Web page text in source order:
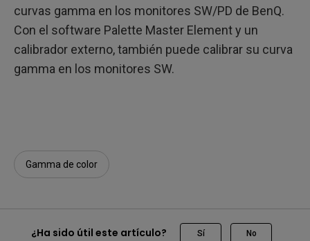
curvas gamma en los monitores SW/PD de BenQ.
Con el software Palette Master Element y un
calibrador externo, también puede calibrar su curva
gamma en los monitores SW.
Gamma de color
¿Ha sido útil este artículo? Sí No